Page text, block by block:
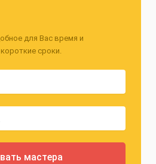
для Вас время и
сроки.